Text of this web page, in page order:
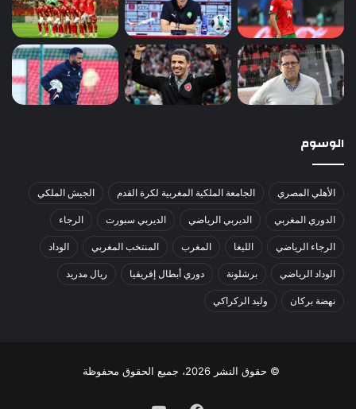
الوسوم
الأهلي المصري الجامعة الملكية المغربية لكرة القدم الجيش الملكي
الدوري المغربي الديربي الرياضي الديربي سبورت الرجاء
الرجاء الرياضي الليغا المغرب المنتخب المغربي الوداد
الوداد الرياضي برشلونة دوري أبطال إفريقيا ريال مدريد
نهضة بركان وليد الركراكي
© حقوق النشر 2026، جميع الحقوق محفوظة